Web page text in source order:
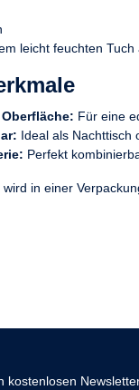
leicht feuchten Tuch
Für eine
Ideal als Nachttisch
Perfekt
wird in einer
kostenlosen